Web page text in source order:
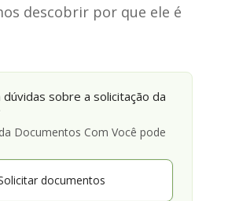
descobrir por que ele é
dúvidas sobre a solicitação da
Documentos Com Você pode
documentos